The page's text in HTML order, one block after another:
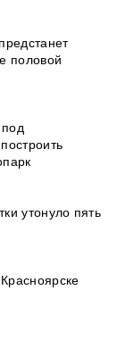
половой
утонуло пять